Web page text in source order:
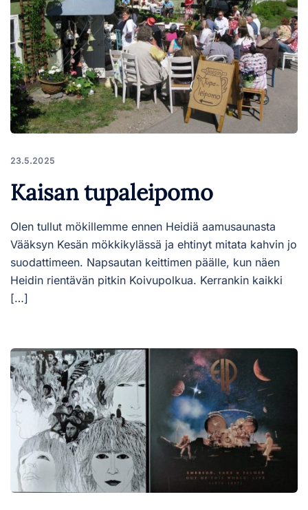
23.5.2025
Kaisan tupaleipomo
Olen tullut mökillemme ennen Heidiä aamusaunasta
Vääksyn Kesän mökkikylässä ja ehtinyt mitata kahvin jo
suodattimeen. Napsautan keittimen päälle, kun näen
Heidin rientävän pitkin Koivupolkua. Kerrankin kaikki
[…]